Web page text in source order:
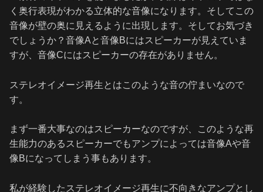
く奥行表現がわかる立体的な音像になります。そしてこの
音像が壁の奥に見えるように出現します。そしてお気づき
でしょうか？音像Aと音像Bにはスピーカーが見えていま
すが、音像Cにはスピーカーの存在がありません。
ステレオイメージ再生とはこのような音の佇まいなので
す。
まず一番大事なのはスピーカーなのですが、このような再
生能力のあるスピーカーでもアンプによっては音像Aや音
像Bになってしまう事もあります。
私が経験したステレオイメージ再生に不向きなアンプとし